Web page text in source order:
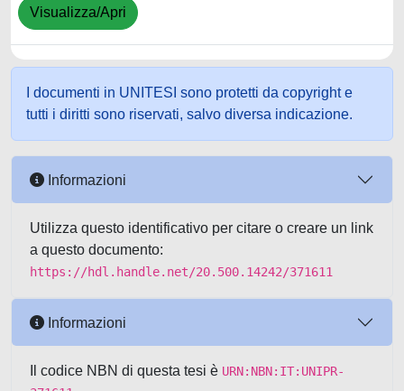
Visualizza/Apri
I documenti in UNITESI sono protetti da copyright e
tutti i diritti sono riservati, salvo diversa indicazione.
Informazioni
Utilizza questo identificativo per citare o creare un link
a questo documento:
https://hdl.handle.net/20.500.14242/371611
Informazioni
Il codice NBN di questa tesi è URN:NBN:IT:UNIPR-